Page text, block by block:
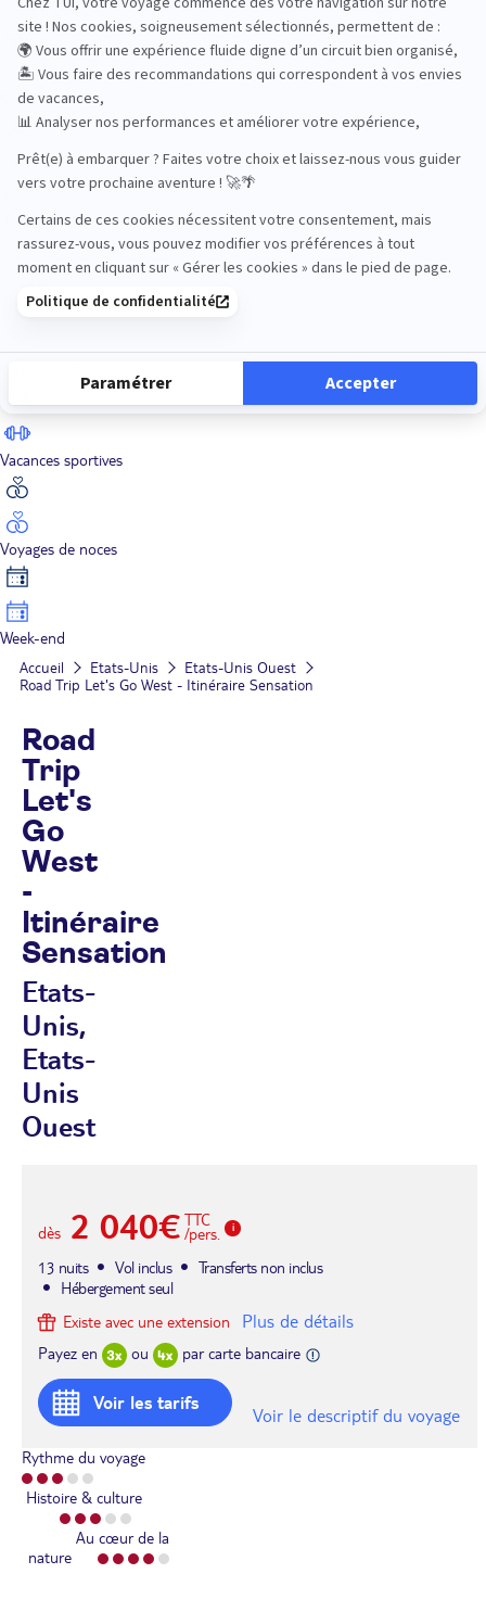
Road Trips
Safari
Sénior
Vacances sportives
Voyages de noces
Week-end
Accueil Etats-Unis
Etats-Unis Ouest
Road Trip Let's Go West - Itinéraire Sensation
Road
Trip
Let's
Go
West
-
Itinéraire
Sensation
Etats-
Unis,
Etats-
Unis
Ouest
dès 2 040€ TTC
/pers.
13 nuits
Vol inclus
Transferts non inclus
Hébergement seul
Existe avec une extension
Plus de détails
Payez en ou par carte bancaire
Voir les tarifs
Voir le descriptif du voyage
Rythme du voyage
Histoire & culture
Au cœur de la
nature